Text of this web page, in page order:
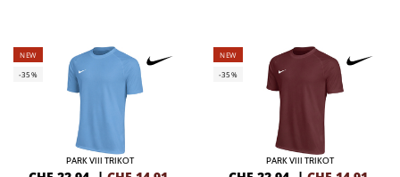
NEW
-35%
PARK VIII TRIKOT
NEW
-35%
PARK VIII TRIKOT